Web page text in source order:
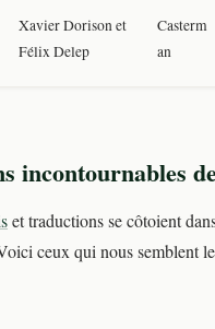
Xavier Dorison et
Félix Delep
Casterm
an
incontournables
et traductions se côtoient
ceux qui nous semblent